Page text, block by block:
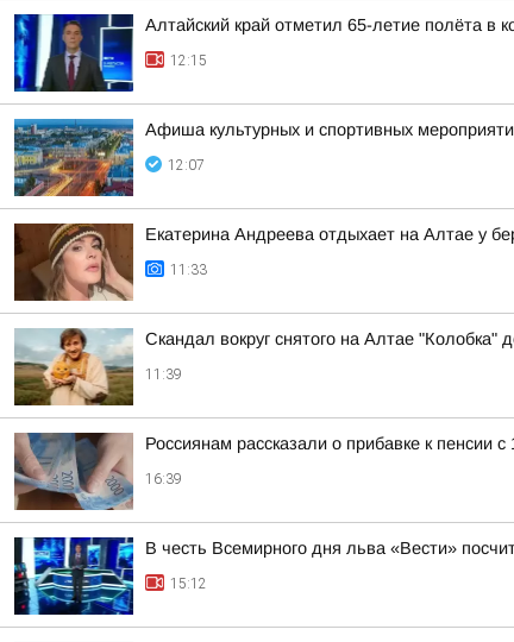
Алтайский край отметил 65-летие полёта в
12:15
Афиша культурных и спортивных
12:07
Екатерина Андреева отдыхает на Алтае у
11:33
Скандал вокруг снятого на Алтае "Колобка"
11:39
Россиянам рассказали о прибавке к пенсии с
16:39
В честь Всемирного дня льва «Вести»
15:12